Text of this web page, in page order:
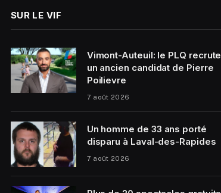
SUR LE VIF
Vimont-Auteuil: le PLQ recrute
un ancien candidat de Pierre
Poilievre
7 août 2026
Un homme de 33 ans porté
disparu à Laval-des-Rapides
7 août 2026